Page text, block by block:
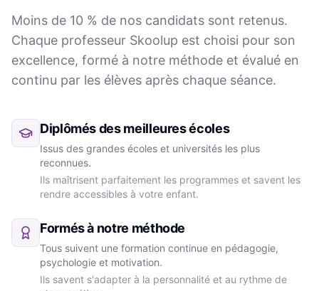
Moins de 10 % de nos candidats sont retenus.
Chaque professeur Skoolup est choisi pour son
excellence, formé à notre méthode et évalué en
continu par les élèves après chaque séance.
Diplômés des meilleures écoles
Issus des grandes écoles et universités les plus
reconnues.
Ils maîtrisent parfaitement les programmes et savent les
rendre accessibles à votre enfant.
Formés à notre méthode
Tous suivent une formation continue en pédagogie,
psychologie et motivation.
Ils savent s'adapter à la personnalité et au rythme de